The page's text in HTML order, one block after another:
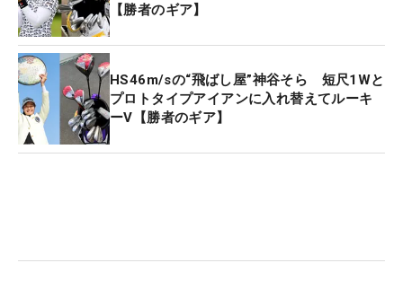
【勝者のギア】
HS46m/sの“飛ばし屋”神谷そら 短尺1Wと
プロトタイプアイアンに入れ替えてルーキ
ーV【勝者のギア】